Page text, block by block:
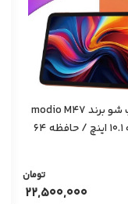
تبلت لپ تاپ شو برند modio M47
سایز صفحه 10.1 اینچ / حافظه 64
22,500,000
تومان